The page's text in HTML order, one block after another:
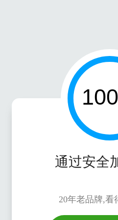
通过安全
20年老品牌,看